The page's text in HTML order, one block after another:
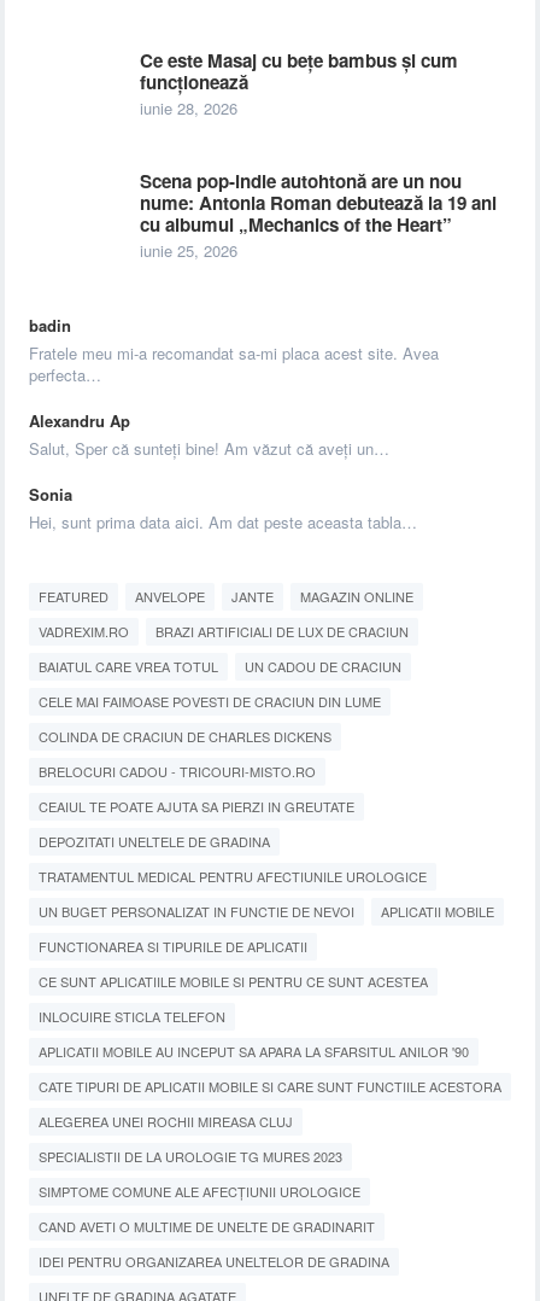
Ce este Masaj cu bețe bambus și cum
funcționează
iunie 28, 2026
Scena pop-indie autohtonă are un nou
nume: Antonia Roman debutează la 19 ani
cu albumul „Mechanics of the Heart”
iunie 25, 2026
badin
Fratele meu mi-a recomandat sa-mi placa acest site. Avea
perfecta…
Alexandru Ap
Salut, Sper că sunteți bine! Am văzut că aveți un…
Sonia
Hei, sunt prima data aici. Am dat peste aceasta tabla…
FEATURED ANVELOPE JANTE
MAGAZIN ONLINE
VADREXIM.RO
BRAZI ARTIFICIALI DE LUX DE CRACIUN
BAIATUL CARE VREA TOTUL
UN CADOU DE CRACIUN
CELE MAI FAIMOASE POVESTI DE CRACIUN DIN LUME
COLINDA DE CRACIUN DE CHARLES DICKENS
BRELOCURI CADOU - TRICOURI-MISTO.RO
CEAIUL TE POATE AJUTA SA PIERZI IN GREUTATE
DEPOZITATI UNELTELE DE GRADINA
TRATAMENTUL MEDICAL PENTRU AFECTIUNILE UROLOGICE
UN BUGET PERSONALIZAT IN FUNCTIE DE NEVOI
APLICATII MOBILE
FUNCTIONAREA SI TIPURILE DE APLICATII
CE SUNT APLICATIILE MOBILE SI PENTRU CE SUNT ACESTEA
INLOCUIRE STICLA TELEFON
APLICATII MOBILE AU INCEPUT SA APARA LA SFARSITUL ANILOR '90
CATE TIPURI DE APLICATII MOBILE SI CARE SUNT FUNCTIILE ACESTORA
ALEGEREA UNEI ROCHII MIREASA CLUJ
SPECIALISTII DE LA UROLOGIE TG MURES 2023
SIMPTOME COMUNE ALE AFECȚIUNII UROLOGICE
CAND AVETI O MULTIME DE UNELTE DE GRADINARIT
IDEI PENTRU ORGANIZAREA UNELTELOR DE GRADINA
UNELTE DE GRADINA AGATATE